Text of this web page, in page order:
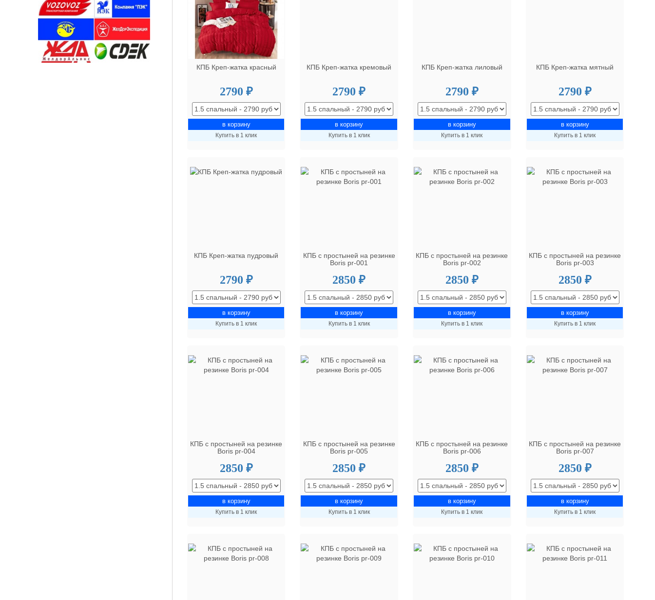
КПБ Креп-жатка красный
2790 ₽
Купить в 1 клик
КПБ Креп-жатка кремовый
2790 ₽
Купить в 1 клик
КПБ Креп-жатка лиловый
2790 ₽
Купить в 1 клик
КПБ Креп-жатка мятный
2790 ₽
Купить в 1 клик
КПБ Креп-жатка пудровый
2790 ₽
Купить в 1 клик
КПБ с простыней на резинке
Boris pr-001
2850 ₽
Купить в 1 клик
КПБ с простыней на резинке
Boris pr-002
2850 ₽
Купить в 1 клик
КПБ с простыней на резинке
Boris pr-003
2850 ₽
Купить в 1 клик
КПБ с простыней на резинке
Boris pr-004
2850 ₽
Купить в 1 клик
КПБ с простыней на резинке
Boris pr-005
2850 ₽
Купить в 1 клик
КПБ с простыней на резинке
Boris pr-006
2850 ₽
Купить в 1 клик
КПБ с простыней на резинке
Boris pr-007
2850 ₽
Купить в 1 клик